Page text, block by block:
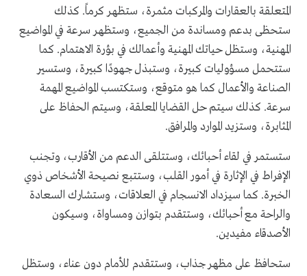
المتعلقة بالعقارات والمركبات مثمرة، ستظهر كرماً. كذلك
ستحظى بدعم ومساندة من الجميع، وستظهر سرعة في المواضيع
المهنية، وستظل حياتك المهنية وأعمالك في بؤرة الاهتمام. كما
ستتحمل مسؤوليات كبيرة، وستبذل جهودًا كبيرة، وستسير
الصناعة والأعمال كما هو متوقع، وستكتسب المواضيع المهمة
سرعة. كذلك سيتم حل القضايا المعلقة، وسيتم الحفاظ على
المثابرة، وستزيد الموارد والمرافق.
ستستمر في لقاء أحبائك، وستتلقى الدعم من الأقارب، وتجنب
الإفراط في الإثارة في أمور القلب، وستتبع نصيحة الأشخاص ذوي
الخبرة. كما سيزداد الانسجام في العلاقات، وستشارك السعادة
والراحة مع أحبائك، وستتقدم بتوازن ومساواة، وسيكون
الأصدقاء مفيدين.
ستحافظ على مظهر جذاب، وستتقدم للأمام دون عناء، وستظل